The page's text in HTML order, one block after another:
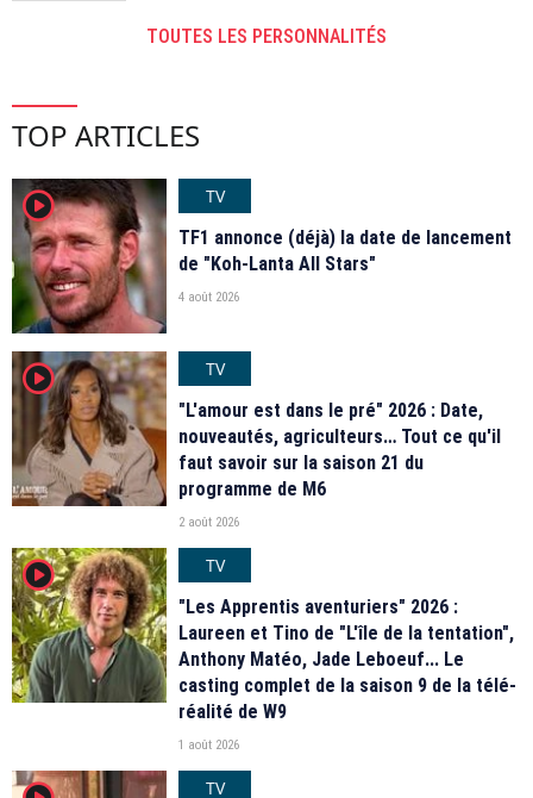
TOUTES LES PERSONNALITÉS
TOP ARTICLES
player2
TV
TF1 annonce (déjà) la date de lancement
de "Koh-Lanta All Stars"
4 août 2026
player2
TV
"L'amour est dans le pré" 2026 : Date,
nouveautés, agriculteurs… Tout ce qu'il
faut savoir sur la saison 21 du
programme de M6
2 août 2026
player2
TV
"Les Apprentis aventuriers" 2026 :
Laureen et Tino de "L'île de la tentation",
Anthony Matéo, Jade Leboeuf... Le
casting complet de la saison 9 de la télé-
réalité de W9
1 août 2026
TV